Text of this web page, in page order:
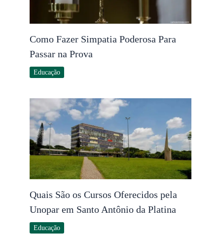
Como Fazer Simpatia Poderosa Para
Passar na Prova
Educação
Quais São os Cursos Oferecidos pela
Unopar em Santo Antônio da Platina
Educação